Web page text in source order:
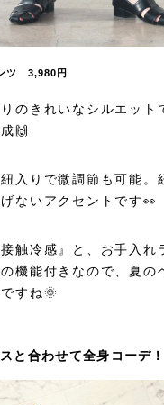
ツ 3,980円
のきれいなシルエット
🙌
入りで微調節も可能。
ないアクセントです👀
触冷感』と、お手入れ
の機能付きなので、夏の
すね🌞
と合わせて全身コーデ